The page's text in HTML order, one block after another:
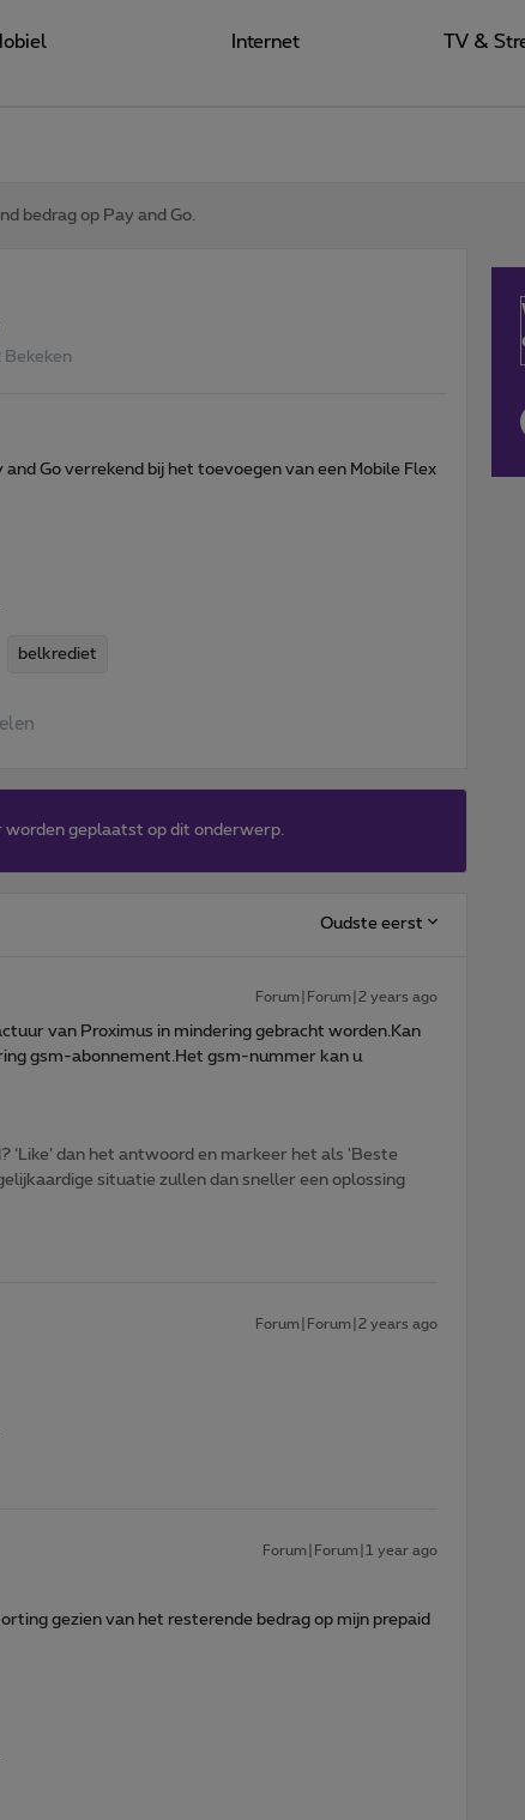
Internet TV &
bedrag op Pay and Go.
Bekeken
Go verrekend bij het toevoegen van een Mobile Flex
belkrediet
worden geplaatst op dit onderwerp.
Oudste eerst
Forum|Forum|2 years ago
van Proximus in mindering gebracht worden.Kan
gsm-abonnement.Het gsm-nummer kan u
dan het antwoord en markeer het als 'Beste
situatie zullen dan sneller een oplossing
Forum|Forum|2 years ago
Forum|Forum|1 year ago
gezien van het resterende bedrag op mijn prepaid